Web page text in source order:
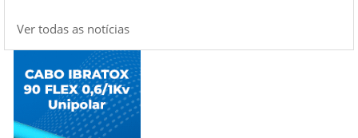
Ver todas as notícias